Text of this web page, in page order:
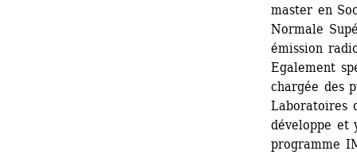
master en
Normale
émission
Egalement
chargée des
Laboratoires
développe et
programme